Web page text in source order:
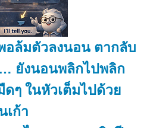
ล้มตัวลงนอน ตากลับ
ยังนอนพลิกไปพลิก
ๆ ในหัวเต็มไปด้วย
เก้า